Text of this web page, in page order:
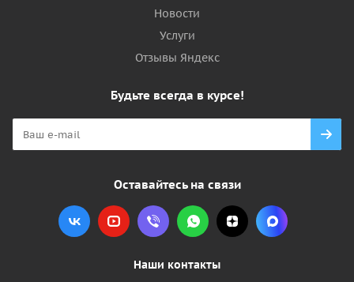
Новости
Услуги
Отзывы Яндекс
Будьте всегда в курсе!
Оставайтесь на связи
Наши контакты